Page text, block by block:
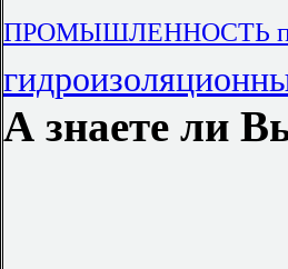
ПРОМЫШЛЕННОСТЬ
А знаете ли